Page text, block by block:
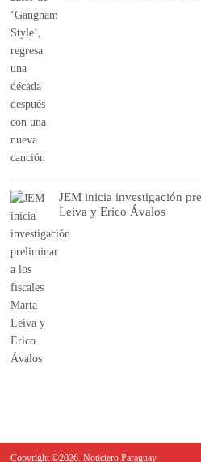
JEM inicia investigación
Leiva y Erico Ávalos
Copyright ©2026. Noticiero Paraguay